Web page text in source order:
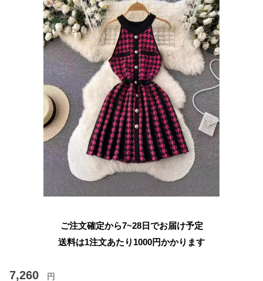
ご注文確定から7~28日でお届け予定
送料は1注文あたり 1000円かかります
7,260 円